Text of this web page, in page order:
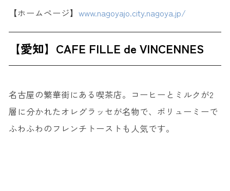
【ホームページ】 www.nagoyajo.city.nagoya.jp/
【愛知】CAFE FILLE de VINCENNES
名古屋の繁華街にある喫茶店。コーヒーとミルクが2
層に分かれたオレグラッセが名物で、ボリューミーで
ふわふわのフレンチトーストも人気です。